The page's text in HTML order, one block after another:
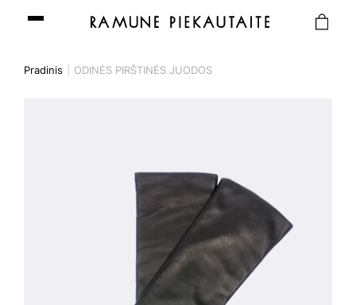
Pradinis ODINĖS PIRŠTINĖS JUODOS